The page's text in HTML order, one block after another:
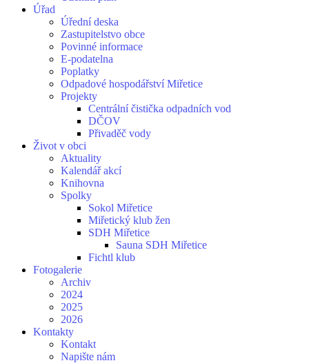
Úřad
Úřední deska
Zastupitelstvo obce
Povinné informace
E-podatelna
Poplatky
Odpadové hospodářství Miřetice
Projekty
Centrální čistička odpadních vod
DČOV
Přivaděč vody
Život v obci
Aktuality
Kalendář akcí
Knihovna
Spolky
Sokol Miřetice
Miřetický klub žen
SDH Miřetice
Sauna SDH Miřetice
Fichtl klub
Fotogalerie
Archiv
2024
2025
2026
Kontakty
Kontakt
Napište nám